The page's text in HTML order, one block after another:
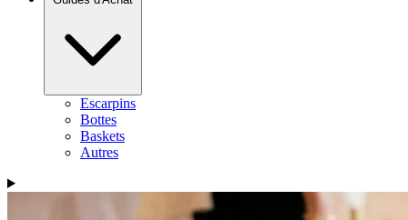
Escarpins
Bottes
Baskets
Autres